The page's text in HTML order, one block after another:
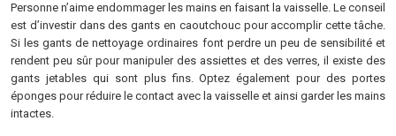
Personne n’aime endommager les mains en faisant la vaisselle. Le conseil
est d’investir dans des gants en caoutchouc pour accomplir cette tâche.
Si les gants de nettoyage ordinaires font perdre un peu de sensibilité et
rendent peu sûr pour manipuler des assiettes et des verres, il existe des
gants jetables qui sont plus fins. Optez également pour des portes
éponges pour réduire le contact avec la vaisselle et ainsi garder les mains
intactes.